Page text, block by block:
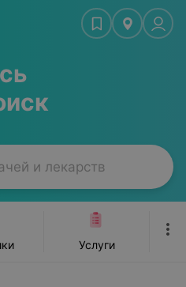
и лекарств
Красота, спорт
Услуги